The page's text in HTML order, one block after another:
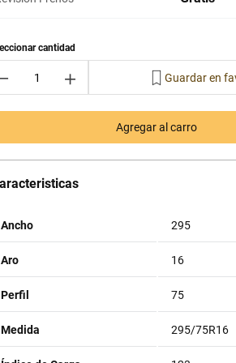
＋
Agregar al carro
Ancho 295
Aro 16
Perfil 75
Medida 295/75R16